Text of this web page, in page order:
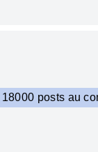
posts au